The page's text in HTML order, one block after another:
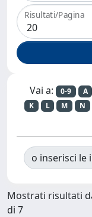
Risultati/Pagina
Vai a: 0-9 A
K
L M N
o inserisci le
Mostrati risultati
di 7